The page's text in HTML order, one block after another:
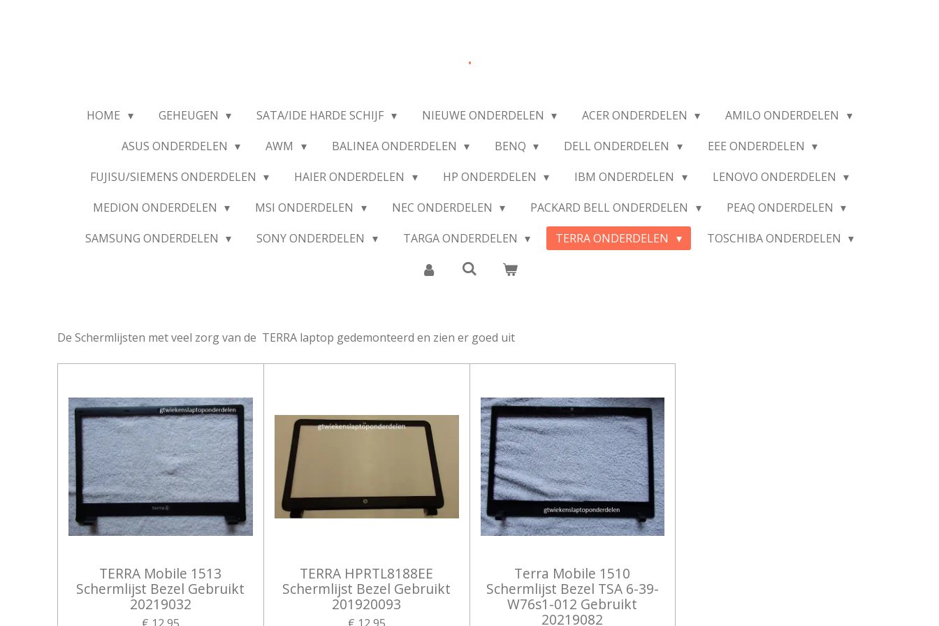
.
HOME GEHEUGEN SATA/IDE HARDE SCHIJF NIEUWE ONDERDELEN ACER ONDERDELEN
AMILO ONDERDELEN
ASUS ONDERDELEN
AWM BALINEA ONDERDELEN BENQ DELL ONDERDELEN
EEE ONDERDELEN
FUJISU/SIEMENS ONDERDELEN
HAIER ONDERDELEN HP ONDERDELEN IBM ONDERDELEN
LENOVO ONDERDELEN
MEDION ONDERDELEN
MSI ONDERDELEN NEC ONDERDELEN PACKARD BELL ONDERDELEN
PEAQ ONDERDELEN
SAMSUNG ONDERDELEN
SONY ONDERDELEN TARGA ONDERDELEN TERRA ONDERDELEN TOSCHIBA ONDERDELEN
De Schermlijsten met veel zorg van de TERRA laptop gedemonteerd en zien er goed uit
TERRA Mobile 1513
Schermlijst Bezel Gebruikt
20219032
TERRA HPRTL8188EE
Schermlijst Bezel Gebruikt
201920093
Terra Mobile 1510
Schermlijst Bezel TSA 6-39-
W76s1-012 Gebruikt
20219082